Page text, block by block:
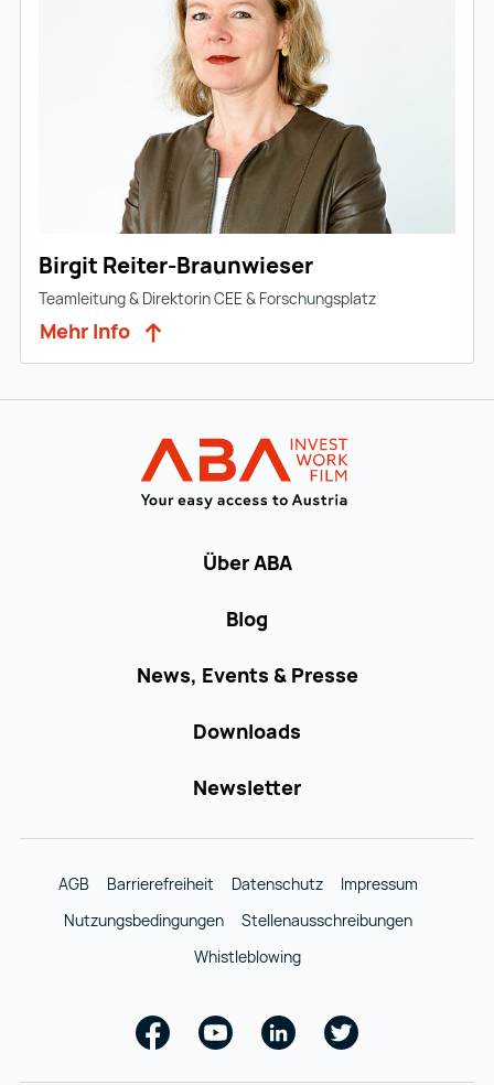
Birgit Reiter-Braunwieser
Teamleitung & Direktorin CEE & Forschungsplatz
Mehr Info
Über ABA
Blog
News, Events & Presse
Downloads
Newsletter
AGB Barrierefreiheit Datenschutz
Impressum
Nutzungsbedingungen
Stellenausschreibungen
Whistleblowing
Facebook
Youtube
Linkedin
Twitter